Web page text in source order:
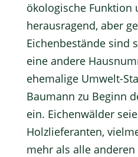
ökologische Funktion
herausragend, aber
Eichenbestände sind
eine andere
ehemalige Umwelt-
Baumann zu Beginn
ein. Eichenwälder
Holzlieferanten,
mehr als alle anderen